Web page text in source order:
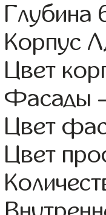
Глубина
Корпус
Цвет
Фасады
Цвет
Цвет